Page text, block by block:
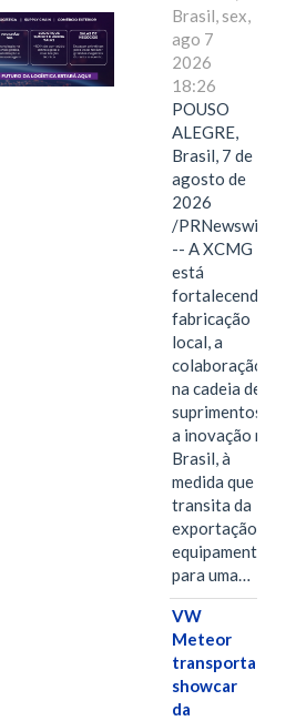
Brasil, sex,
ago 7
2026
18:26
POUSO
ALEGRE,
Brasil, 7 de
agosto de
2026
/PRNewswire/
-- A XCMG
está
fortalecendo a
fabricação
local, a
colaboração
na cadeia de
suprimentos e
a inovação no
Brasil, à
medida que
transita da
exportação de
equipamentos
para uma…
VW
Meteor
transporta
showcar
da